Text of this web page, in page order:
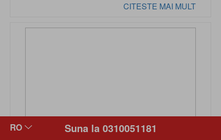
CITESTE MAI MULT
Suna la 0310051181